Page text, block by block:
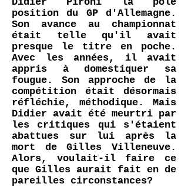
position du GP d'Allemagne.
Son avance au championnat
était telle qu'il avait
presque le titre en poche.
Avec les années, il avait
appris à domestiquer sa
fougue. Son approche de la
compétition était désormais
réfléchie, méthodique. Mais
Didier avait été meurtri par
les critiques qui s'étaient
abattues sur lui après la
mort de Gilles Villeneuve.
Alors, voulait-il faire ce
que Gilles aurait fait en de
pareilles circonstances?